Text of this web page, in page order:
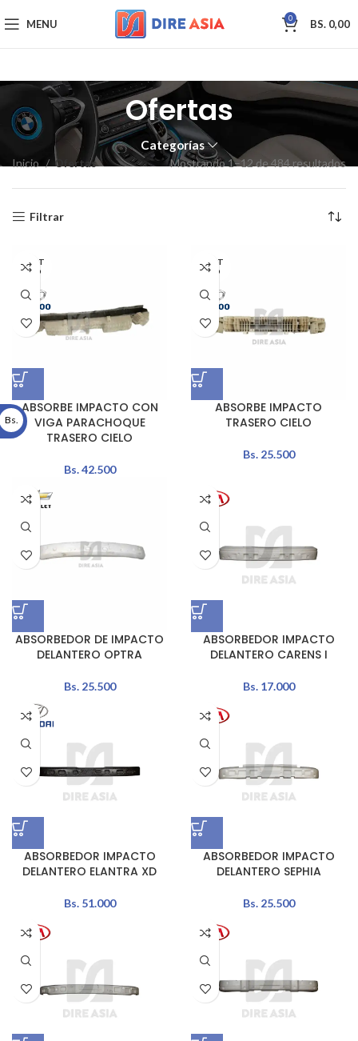
MENU 0 BS. 0,00
Ofertas
Categorías
Inicio Ofertas Mostrando 1–12 de 484 resultados
Filtrar
AGOT
ADO
ABSORBE IMPACTO CON
VIGA PARACHOQUE
TRASERO CIELO
Bs.42.500
AGOT
ADO
ABSORBE IMPACTO
TRASERO CIELO
Bs.25.500
ABSORBEDOR DE IMPACTO
DELANTERO OPTRA
Bs.25.500
ABSORBEDOR IMPACTO
DELANTERO CARENS I
Bs.17.000
ABSORBEDOR IMPACTO
DELANTERO ELANTRA XD
Bs.51.000
ABSORBEDOR IMPACTO
DELANTERO SEPHIA
Bs.25.500
Bs.